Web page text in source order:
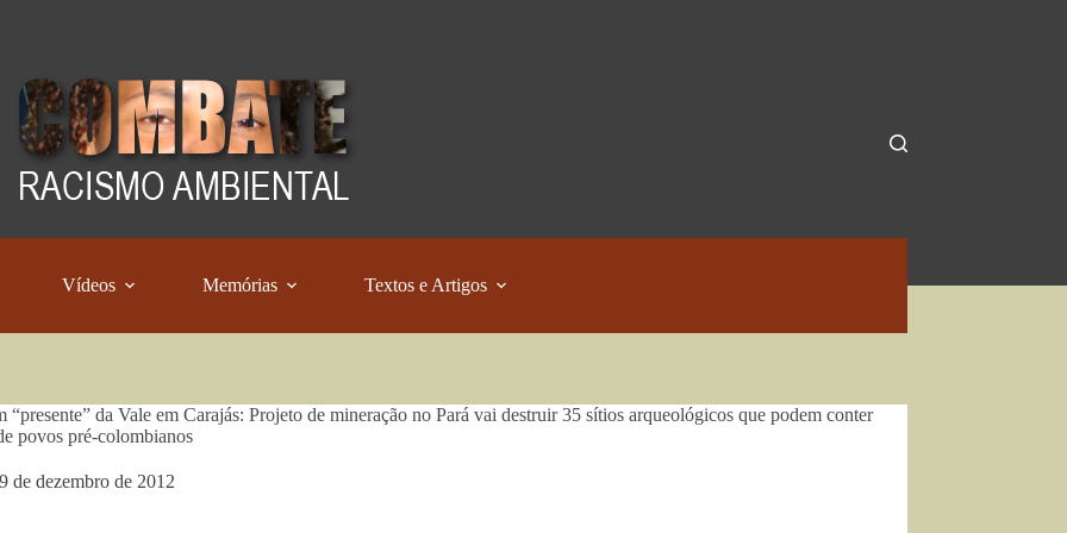
Vídeos Memórias Textos e Artigos
“presente” da Vale em Carajás: Projeto de mineração no Pará vai destruir 35 sítios arqueológicos que podem conter
povos pré-colombianos
de dezembro de 2012